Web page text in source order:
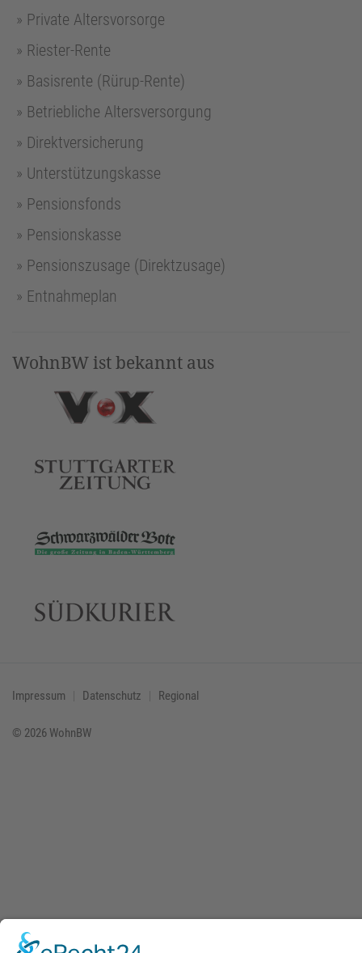
Private Altersvorsorge
Riester-Rente
Basisrente (Rürup-Rente)
Betriebliche Altersversorgung
Direktversicherung
Unterstützungskasse
Pensionsfonds
Pensionskasse
Pensionszusage (Direktzusage)
Entnahmeplan
WohnBW ist bekannt aus
Impressum Datenschutz Regional
© 2026 WohnBW